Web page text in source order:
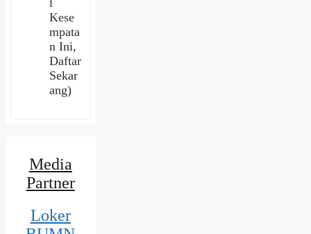
l
Kese
mpata
n Ini,
Daftar
Sekar
ang)
Media
Partner
Loker